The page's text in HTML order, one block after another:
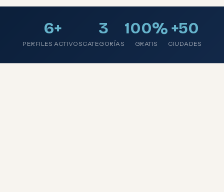
6+
PERFILES ACTIVOS
3
CATEGORÍAS
100%
GRATIS
+50
CIUDADES